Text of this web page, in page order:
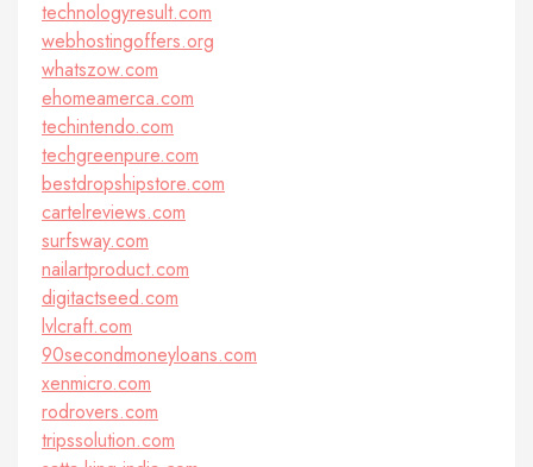
technologyresult.com
webhostingoffers.org
whatszow.com
ehomeamerca.com
techintendo.com
techgreenpure.com
bestdropshipstore.com
cartelreviews.com
surfsway.com
nailartproduct.com
digitactseed.com
lvlcraft.com
90secondmoneyloans.com
xenmicro.com
rodrovers.com
tripssolution.com